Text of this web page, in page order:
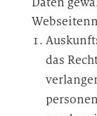
das